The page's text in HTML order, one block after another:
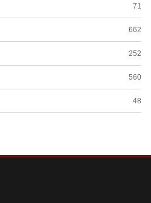
71
662
252
560
48